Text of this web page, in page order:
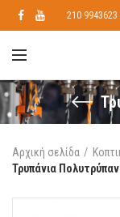
210 9943623
Αρχική σελίδα
Τρυπάνια